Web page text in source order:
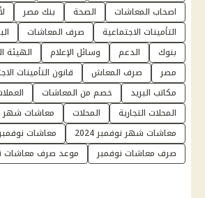
اصحاب المعاشات
الصحة بنك مصر
التأمينات الاجتماعية
صرف المعاشات
بنوك
الدعم وسائل الإعلام
الهيئة
مصر
صرف المعاش
قانون التأمينات
مكاتب البريد
خصم من المعاشات
المحلات التجارية
المحلات
معاشات شهر
معاشات شهر نوفمبر 2024
معاشات نوفمبر
صرف معاشات نوفمبر
موعد صرف معاشات